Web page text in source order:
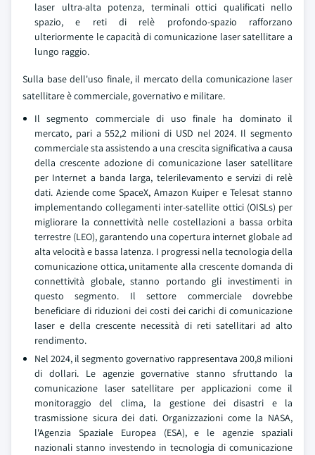
laser ultra-alta potenza, terminali ottici qualificati nello
spazio, e reti di relè profondo-spazio rafforzano
ulteriormente le capacità di comunicazione laser satellitare a
lungo raggio.
Sulla base dell'uso finale, il mercato della comunicazione laser
satellitare è commerciale, governativo e militare.
Il segmento commerciale di uso finale ha dominato il
mercato, pari a 552,2 milioni di USD nel 2024. Il segmento
commerciale sta assistendo a una crescita significativa a causa
della crescente adozione di comunicazione laser satellitare
per Internet a banda larga, telerilevamento e servizi di relè
dati. Aziende come SpaceX, Amazon Kuiper e Telesat stanno
implementando collegamenti inter-satellite ottici (OISLs) per
migliorare la connettività nelle costellazioni a bassa orbita
terrestre (LEO), garantendo una copertura internet globale ad
alta velocità e bassa latenza. I progressi nella tecnologia della
comunicazione ottica, unitamente alla crescente domanda di
connettività globale, stanno portando gli investimenti in
questo segmento. Il settore commerciale dovrebbe
beneficiare di riduzioni dei costi dei carichi di comunicazione
laser e della crescente necessità di reti satellitari ad alto
rendimento.
Nel 2024, il segmento governativo rappresentava 200,8 milioni
di dollari. Le agenzie governative stanno sfruttando la
comunicazione laser satellitare per applicazioni come il
monitoraggio del clima, la gestione dei disastri e la
trasmissione sicura dei dati. Organizzazioni come la NASA,
l'Agenzia Spaziale Europea (ESA), e le agenzie spaziali
nazionali stanno investendo in tecnologia di comunicazione